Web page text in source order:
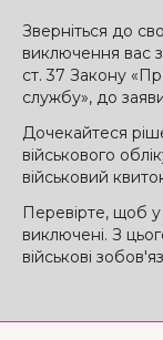
Зверніться до
виключення вас з
ст. 37 Закону
службу», до
Дочекайтеся
військового
військовий
Перевірте, щоб
виключені. З
військові